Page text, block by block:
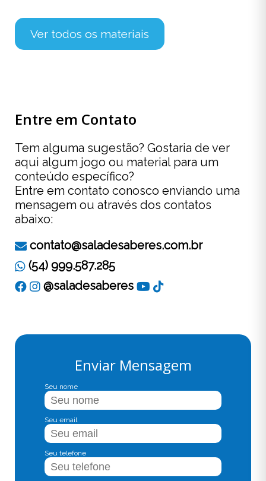
Ver todos os materiais
Enviar Mensagem
Seu nome
Seu email
Seu telefone
Entre em Contato
Tem alguma sugestão? Gostaria de ver
aqui algum jogo ou material para um
conteúdo específico?
Entre em contato conosco enviando uma
mensagem ou através dos contatos
abaixo:
contato@saladesaberes.com.br
(54) 999.587.285
@saladesaberes